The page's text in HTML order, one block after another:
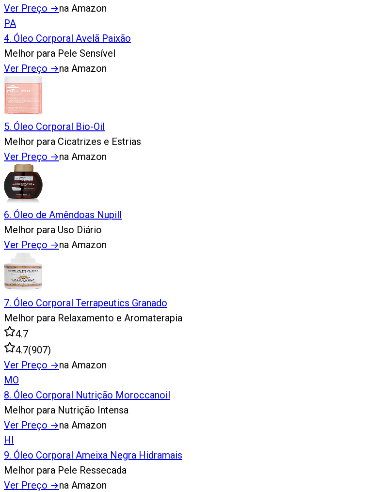
Ver Preço →na Amazon
PA
4. Óleo Corporal Avelã Paixão
Melhor para Pele Sensível
Ver Preço →na Amazon
5. Óleo Corporal Bio-Oil
Melhor para Cicatrizes e Estrias
Ver Preço →na Amazon
6. Óleo de Amêndoas Nupill
Melhor para Uso Diário
Ver Preço →na Amazon
7. Óleo Corporal Terrapeutics Granado
Melhor para Relaxamento e Aromaterapia
4.7
4.7(907)
Ver Preço →na Amazon
MO
8. Óleo Corporal Nutrição Moroccanoil
Melhor para Nutrição Intensa
Ver Preço →na Amazon
HI
9. Óleo Corporal Ameixa Negra Hidramais
Melhor para Pele Ressecada
Ver Preço →na Amazon